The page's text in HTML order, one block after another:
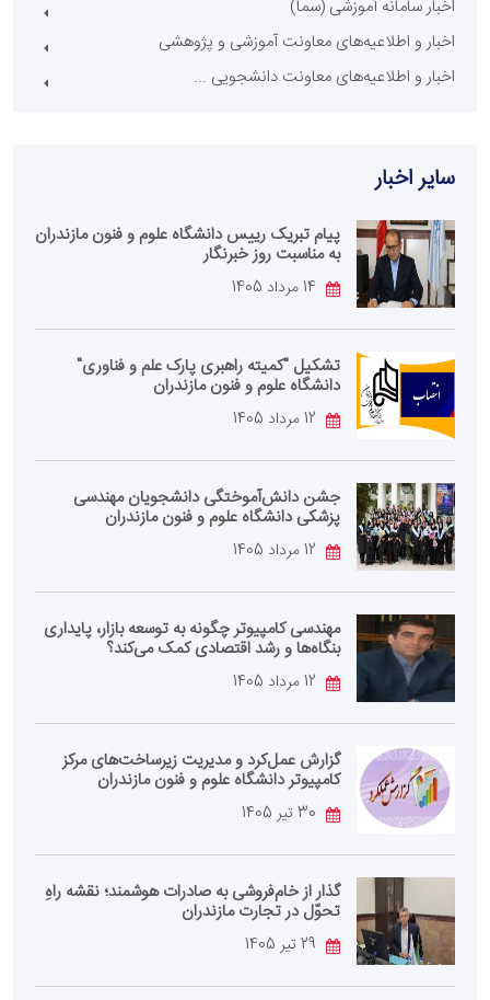
اخبار سامانه آموزشی (سما)
اخبار و اطلاعیه‌های معاونت آموزشی و پژوهشی
اخبار و اطلاعیه‌های معاونت دانشجویی ...
سایر اخبار
پیام تبریک رییس دانشگاه علوم و فنون مازندران
به مناسبت روز خبرنگار
تشکیل "کمیته راهبری پارک علم و فناوری"
دانشگاه علوم و فنون مازندران
جشن دانش‌آموختگی دانشجویان مهندسی
پزشکی دانشگاه علوم و فنون مازندران
مهندسی کامپیوتر چگونه به توسعه بازار، پایداری
بنگاه‌ها و رشد اقتصادی کمک می‌کند؟
گزارش عمل‌کرد و مدیریت زیرساخت‌های مرکز
کامپیوتر دانشگاه علوم و فنون مازندران
گذار از خام‌فروشی به صادرات هوشمند؛ نقشه راهِ
تحوّل در تجارت مازندران